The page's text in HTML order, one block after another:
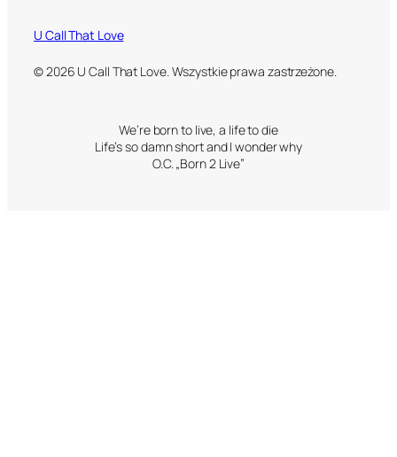
U Call That Love
© 2026 U Call That Love. Wszystkie prawa zastrzeżone.
We’re born to live, a life to die
Life’s so damn short and I wonder why
O.C. „Born 2 Live”